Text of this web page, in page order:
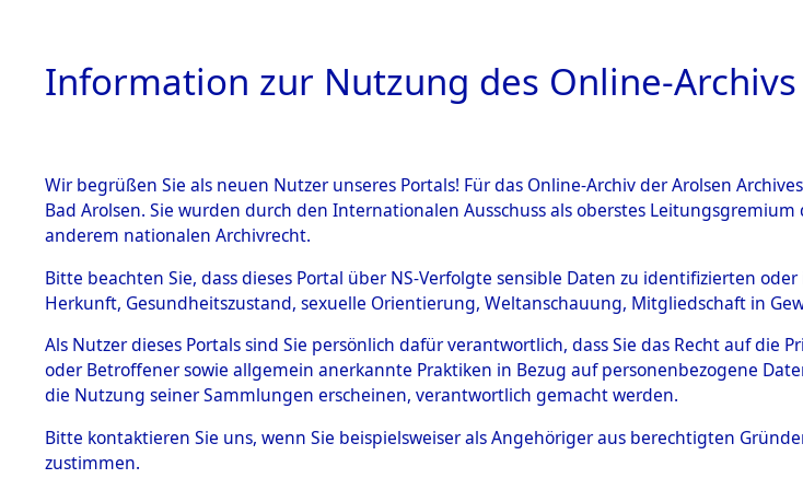
HOME BESTANDSBESCHREIBUNG ARCHIVALE
BESTÄNDE
Inhaftierungsdoku
mente
5. Verschiedenes
Todesmärsche
5.3.1 Alliierte
Ermittlungen zu den Orten
(84598154)→0017
0017
Information zur Nutzung des Online-
Wir begrüßen Sie als neuen Nutzer unseres Portals! Für das Online-Archiv der Arolsen
Bad Arolsen. Sie wurden durch den Internationalen Ausschuss als oberstes
anderem nationalen Archivrecht.
Bitte beachten Sie, dass dieses Portal über NS-Verfolgte sensible Daten zu identifizierten
Herkunft, Gesundheitszustand, sexuelle Orientierung, Weltanschauung, Mitgliedschaft in
Als Nutzer dieses Portals sind Sie persönlich dafür verantwortlich, dass Sie das Recht auf
oder Betroffener sowie allgemein anerkannte Praktiken in Bezug auf personenbezogene
die Nutzung seiner Sammlungen erscheinen, verantwortlich gemacht werden.
Bitte kontaktieren Sie uns, wenn Sie beispielsweiser als Angehöriger aus berechtigten
zustimmen.